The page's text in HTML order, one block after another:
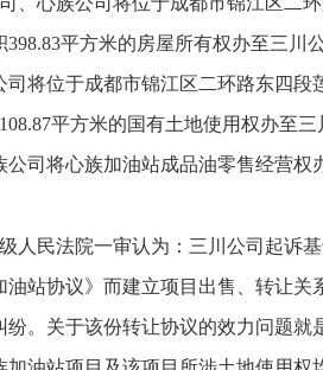
398.83平方米的房屋所有权办至三川
司将位于成都市锦江区二环路东四段
平方米的国有土地使用权办至
公司将心族加油站成品油零售经营权
人民法院一审认为：三川公司起诉
油站协议》而建立项目出售、转让关
纷。关于该份转让协议的效力问题就